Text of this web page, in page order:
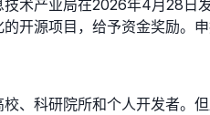
术产业局在2026年4月28日
开源项目，给予资金奖励。
校、科研院所和个人开发者